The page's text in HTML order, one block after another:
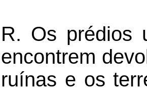
R. Os prédios
encontrem
ruínas e os